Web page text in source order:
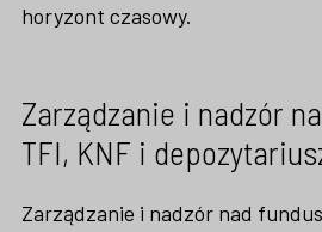
horyzont czasowy.
Zarządzanie i nadzór
TFI, KNF i
Zarządzanie i nadzór nad